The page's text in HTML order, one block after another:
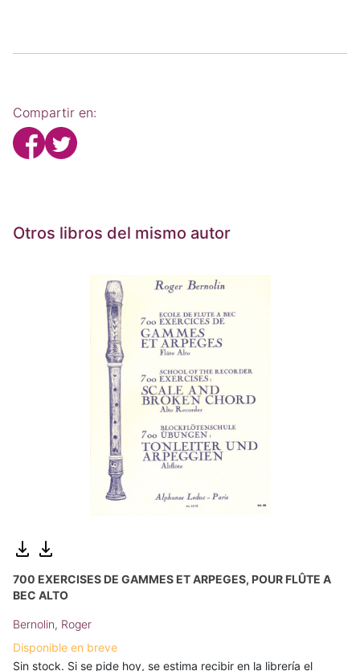
Compartir en:
Otros libros del mismo autor
700 EXERCISES DE GAMMES ET ARPEGES, POUR FLÛTE A
BEC ALTO
Bernolin, Roger
Disponible en breve
Sin stock. Si se pide hoy, se estima recibir en la librería el